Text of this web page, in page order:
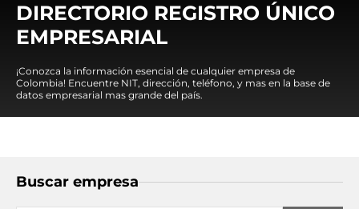
DIRECTORIO REGISTRO ÚNICO
EMPRESARIAL
¡Conozca la información esencial de cualquier empresa de
Colombia! Encuentre NIT, dirección, teléfono, y mas en la base de
datos empresarial mas grande del país.
Buscar empresa